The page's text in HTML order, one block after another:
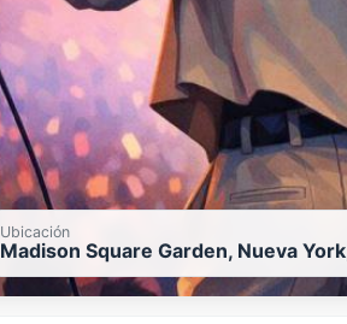
Ubicación
Madison Square Garden, Nueva